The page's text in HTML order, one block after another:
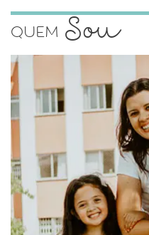
Quem Sou